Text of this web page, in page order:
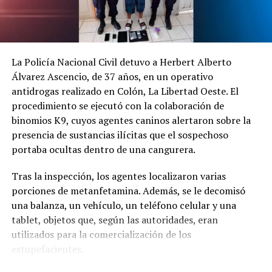
Los socorristas hallaron el cuerpo tendido sobre la vía
no fue necesario su traslado a un centro hospitalario.
Las autoridades continúan investigando las causas
exactas del siniestro. Este hecho se suma a otro
accidente mortal de motocicleta registrado el sábado en
Chalatenango.
Facebook X
Me gusta esto:
La Policía Nacional Civil detuvo a Herbert Alberto
Álvarez Ascencio, de 37 años, en un operativo
antidrogas realizado en Colón, La Libertad Oeste. El
procedimiento se ejecutó con la colaboración de
binomios K9, cuyos agentes caninos alertaron sobre la
presencia de sustancias ilícitas que el sospechoso
portaba ocultas dentro de una cangurera.
Tras la inspección, los agentes localizaron varias
porciones de metanfetamina. Además, se le decomisó
una balanza, un vehículo, un teléfono celular y una
tablet, objetos que, según las autoridades, eran
utilizados para la comercialización de los